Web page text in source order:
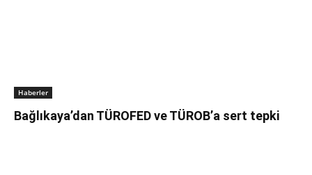
Haberler
Bağlıkaya’dan TÜROFED ve TÜROB’a sert tepki